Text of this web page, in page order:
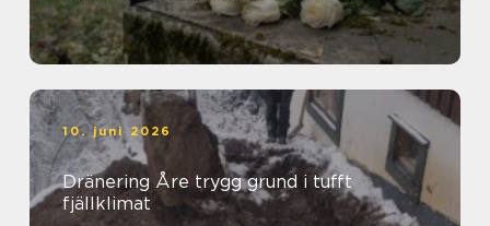
10. juni 2026
Dränering Åre trygg grund i tufft
fjällklimat